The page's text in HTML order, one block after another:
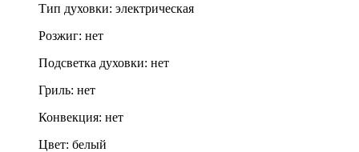
Тип духовки: электрическая
Розжиг: нет
Подсветка духовки: нет
Гриль: нет
Конвекция: нет
Цвет: белый